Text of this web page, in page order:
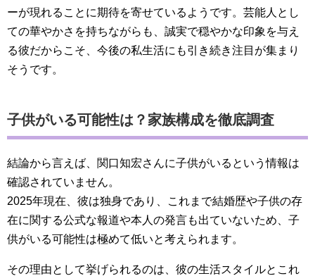
ーが現れることに期待を寄せているようです。芸能人とし
ての華やかさを持ちながらも、誠実で穏やかな印象を与え
る彼だからこそ、今後の私生活にも引き続き注目が集まり
そうです。
子供がいる可能性は？家族構成を徹底調査
結論から言えば、関口知宏さんに子供がいるという情報は
確認されていません。
2025年現在、彼は独身であり、これまで結婚歴や子供の存
在に関する公式な報道や本人の発言も出ていないため、子
供がいる可能性は極めて低いと考えられます。
その理由として挙げられるのは、彼の生活スタイルとこれ